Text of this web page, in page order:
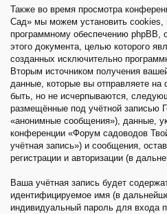
Также во время просмотра
Сад» мы можем установить cookies,
программному обеспечению phpBB,
этого документа, целью которого
созданных исключительно
Вторым источником получения
данные, которые вы отправляете
быть, но не исчерпываются,
размещённые под учётной записью
«анонимные сообщения»), данные,
конференции «Форум садоводов
учётная запись») и сообщения,
регистрации и авторизации (в
Ваша учётная запись будет
идентифицируемое имя (в
индивидуальный пароль для входа